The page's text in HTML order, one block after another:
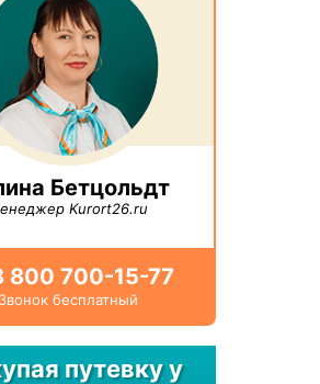
Бетцольдт
Kurort26.ru
800 700-15-77
Звонок бесплатный
путевку у